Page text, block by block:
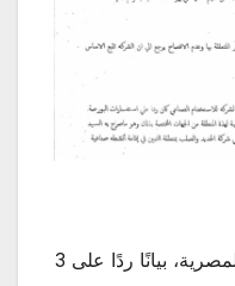
أصدرت شركة الحديد والصلب المصرية، بيانًا ردًا على 3